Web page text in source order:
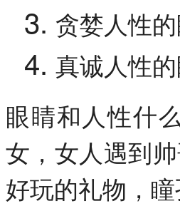
贪婪人性
真诚人性
眼睛和人性什
女，女人遇到
好玩的礼物，